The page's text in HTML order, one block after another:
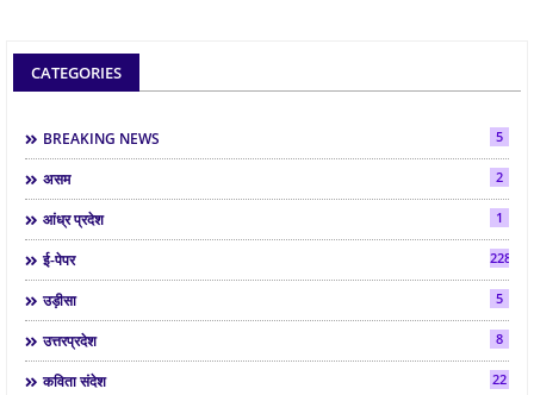
CATEGORIES
BREAKING NEWS 5
असम 2
आंध्र प्रदेश 1
ई-पेपर 2286
उड़ीसा 5
उत्तरप्रदेश 8
कविता संदेश 22